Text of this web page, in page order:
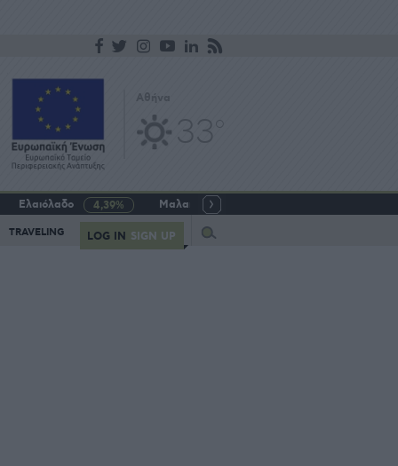
Ελαιόλαδο 4,39% Μαλακό σιτάρι
TRAVELING LOG IN SIGN UP